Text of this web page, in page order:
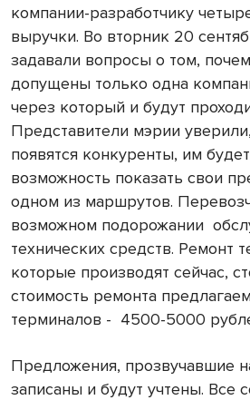
компании-разработчику
выручки. Во вторник 20
задавали вопросы о том,
допущены только одна
через который и будут
Представители мэрии
появятся конкуренты, им
возможность показать свои
одном из маршрутов.
возможном подорожании
технических средств. Ремонт
которые производят сейчас,
стоимость ремонта
терминалов - 4500-5000
Предложения, прозвучавшие
записаны и будут учтены. Все